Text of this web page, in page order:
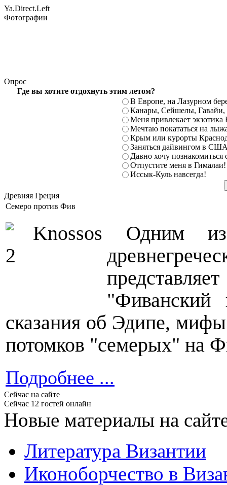
Ya.Direct.Left
Фотографии
Опрос
Где вы хотите отдохнуть этим летом?
В Европе, на Лазурном
Канары, Сейшелы,
Меня привлекает экзотика
Мечтаю покататься на
Крым или курорты
Заняться дайвингом в
Давно хочу
Отпустите меня в Гималаи!
Иссык-Куль навсегда!
Древняя Греция
Семеро против Фив
Одним из
сказания об Эдипе,
потомков "семерых" на
Подробнее ...
Сейчас на сайте
Сейчас 12 гостей онлайн
Новые материалы на
Литература Византии
Иконоборчество в